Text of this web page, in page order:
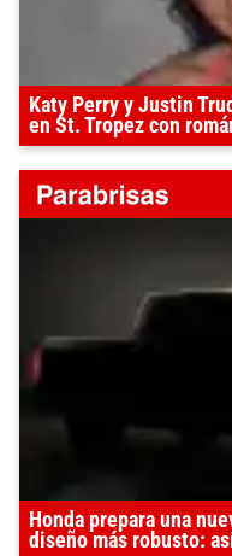
Katy Perry y Justin
en St. Tropez con
Honda prepara una
diseño más robusto: